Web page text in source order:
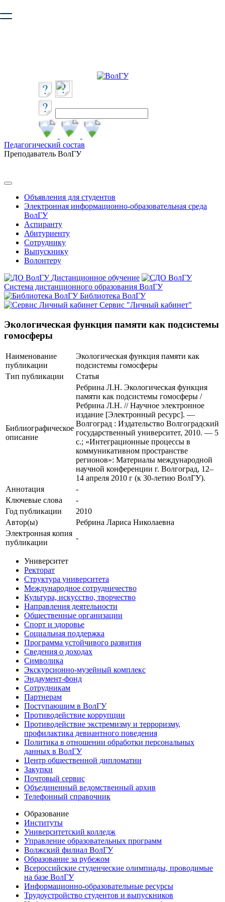
безопасную работу с сайтом. Пожалуйста
Педагогический состав
Преподаватель ВолГУ
Объявления для студентов
Электронная информационно-образовательная среда
ВолГУ
Аспиранту
Абитуриенту
Сотруднику
Выпускнику
Волонтеру
Дистанционное обучение
Система дистанционного образования ВолГУ
Библиотека ВолГУ
Сервис "Личный кабинет"
Экологическая функция памяти как подсистемы
гомосферы
Наименование
публикации
Экологическая функция памяти как
подсистемы гомосферы
Тип публикации
Статья
Библиографическое
описание
Ребрина Л.Н. Экологическая функция
памяти как подсистемы гомосферы /
Ребрина Л.Н. // Научное электронное
издание [Электронный ресурс]. —
Волгоград : Издательство Волгоградский
государственный университет, 2010. — 5
с.; «Интеграционные процессы в
коммуникативном пространстве
регионов»: Материалы международной
научной конференции г. Волгоград, 12–
14 апреля 2010 г (к 30-летию ВолГУ).
Аннотация
-
Ключевые cлова
-
Год публикации
2010
Автор(ы)
Ребрина Лариса Николаевна
Электронная копия
публикации
-
Университет
Ректорат
Структура университета
Международное сотрудничество
Культура, искусство, творчество
Направления деятельности
Общественные организации
Спорт и здоровье
Социальная поддержка
Программа устойчивого развития
Сведения о доходах
Символика
Экскурсионно-музейный комплекс
Эндаумент-фонд
Сотрудникам
Партнерам
Поступающим в ВолГУ
Противодействие коррупции
Противодействие экстремизму и терроризму,
профилактика девиантного поведения
Политика в отношении обработки персональных
данных в ВолГУ
Центр общественной дипломатии
Закупки
Почтовый сервис
Объединенный ведомственный архив
Телефонный справочник
Образование
Институты
Университетский колледж
Управление образовательных программ
Волжский филиал ВолГУ
Образование за рубежом
Всероссийские студенческие олимпиады, проводимые
на базе ВолГУ
Информационно-образовательные ресурсы
Трудоустройство студентов и выпускников